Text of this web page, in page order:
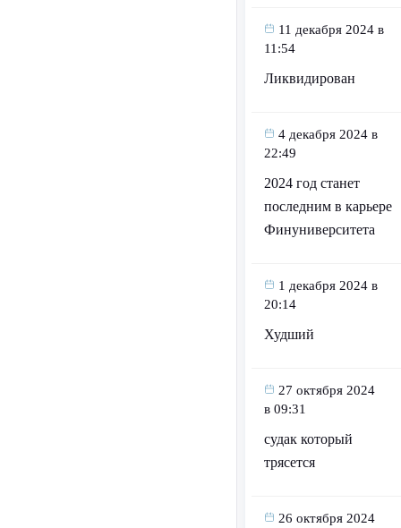
11 декабря 2024 в
11:54
Ликвидирован
4 декабря 2024 в
22:49
2024 год станет
последним в карьере
Финуниверситета
1 декабря 2024 в
20:14
Худший
27 октября 2024
в 09:31
судак который
трясется
26 октября 2024